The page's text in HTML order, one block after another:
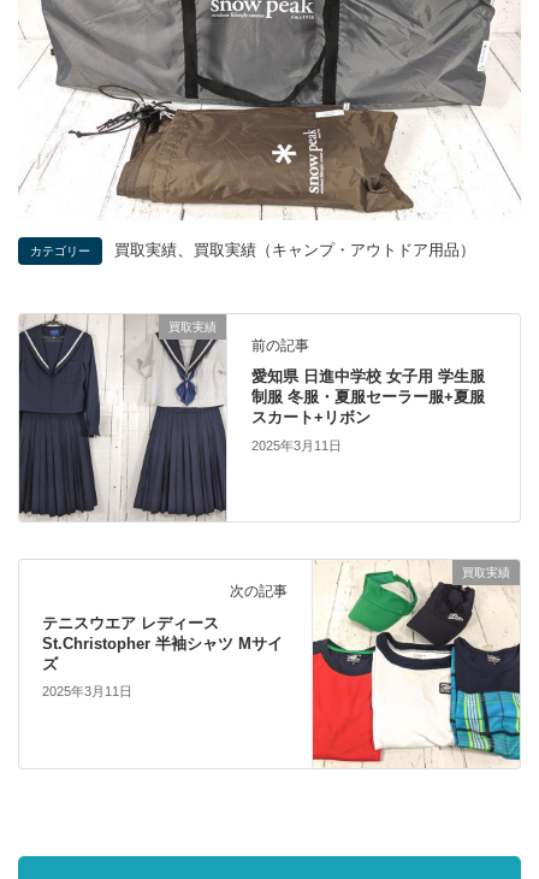
カテゴリー 買取実績 買取実績（キャンプ・アウトドア用品）
買取実績
前の記事
愛知県 日進中学校 女子用 学生服
制服 冬服・夏服セーラー服+夏服
スカート+リボン
2025年3月11日
買取実績
次の記事
テニスウエア レディース
St.Christopher 半袖シャツ Mサイ
ズ
2025年3月11日